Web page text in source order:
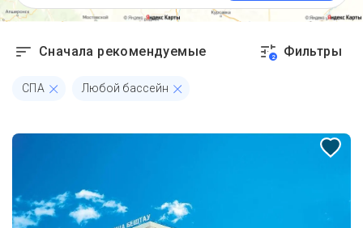
Сначала рекомендуемые 2 Фильтры
СПА Любой бассейн